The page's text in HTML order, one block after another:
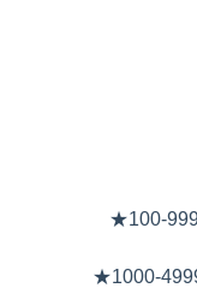
★100-999
★1000-